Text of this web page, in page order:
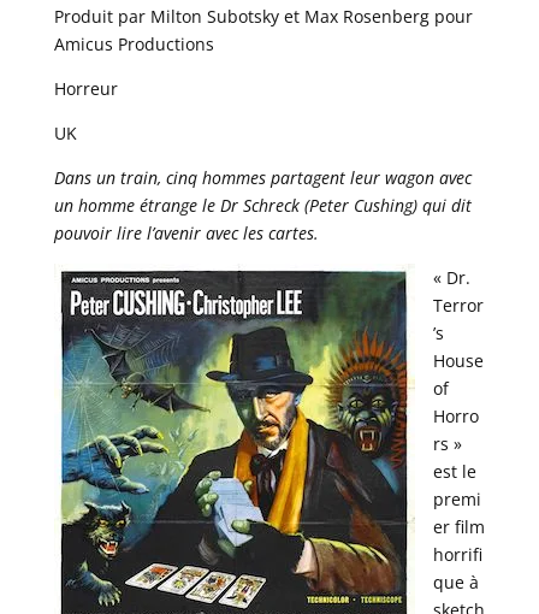
Produit par Milton Subotsky et Max Rosenberg pour
Amicus Productions
Horreur
UK
Dans un train, cinq hommes partagent leur wagon avec
un homme étrange le Dr Schreck (Peter Cushing) qui dit
pouvoir lire l’avenir avec les cartes.
« Dr.
Terror
’s
House
of
Horro
rs »
est le
premi
er film
horrifi
que à